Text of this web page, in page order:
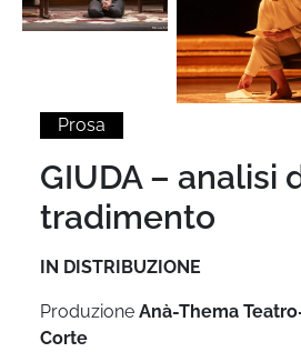
Prosa
GIUDA – analisi
tradimento
IN DISTRIBUZIONE
Produzione Anà-Thema
Corte